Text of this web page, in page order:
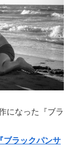
になった『ブラ
ブラックパンサ